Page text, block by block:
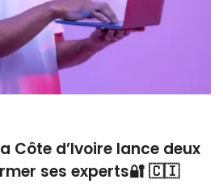
Côte d’Ivoire lance deux
ses experts🔐 🇨🇮